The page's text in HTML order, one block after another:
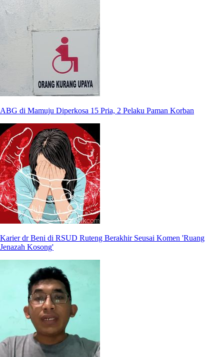
ABG di Mamuju Diperkosa 15 Pria, 2 Pelaku Paman Korban
Karier dr Beni di RSUD Ruteng Berakhir Seusai Komen 'Ruang
Jenazah Kosong'